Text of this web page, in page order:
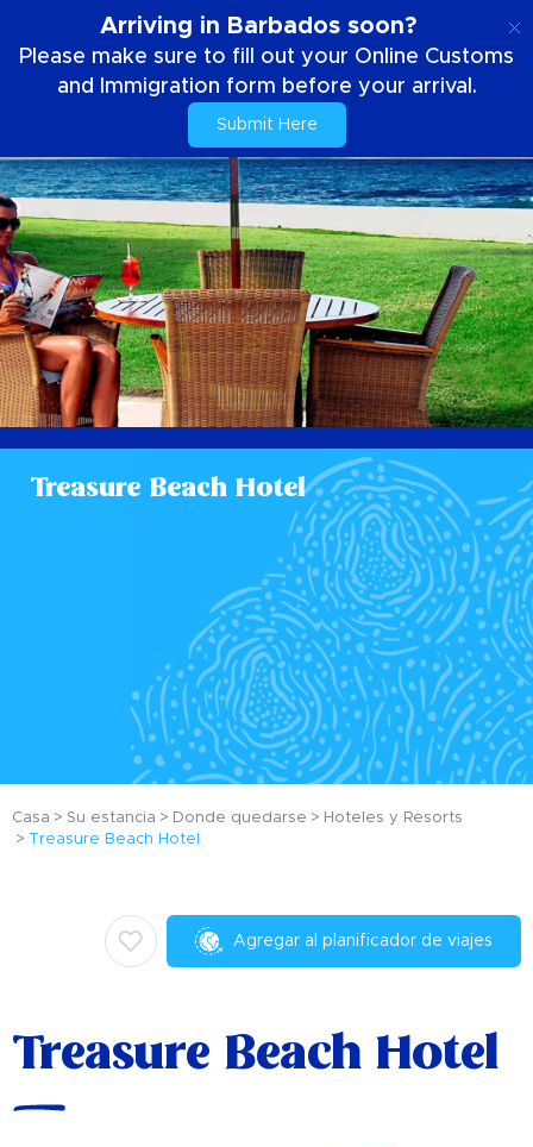
Arriving in Barbados soon?
Please make sure to fill out your Online Customs
and Immigration form before your arrival.
Submit Here
Treasure Beach Hotel
Casa Su estancia Donde quedarse
Hoteles y Resorts
Treasure Beach Hotel
Agregar al planificador de viajes
Treasure Beach Hotel